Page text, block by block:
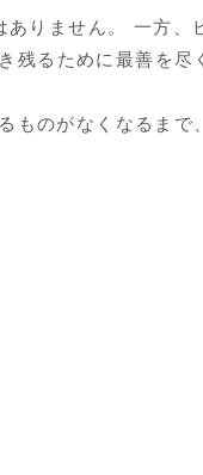
りません。 一方、
るために最善を尽
ものがなくなるま